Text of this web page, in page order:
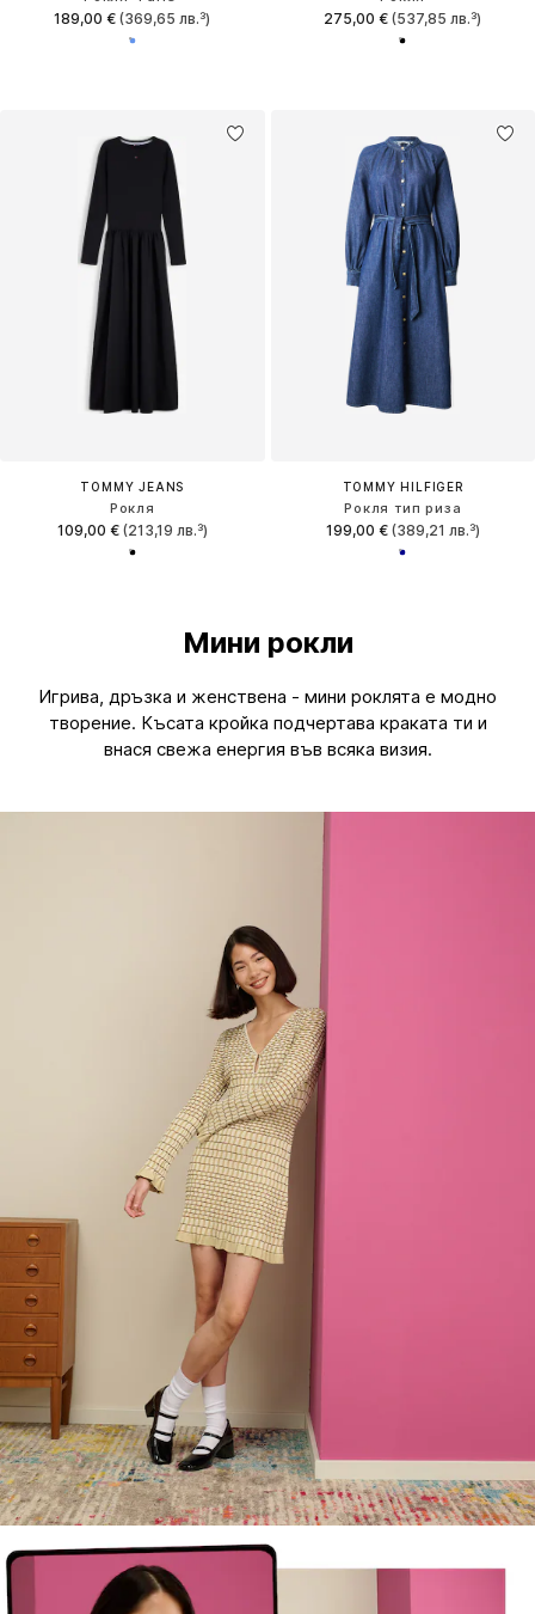
189,00 € (369,65 лв.³) 275,00 € (537,85 лв.³)
TOMMY JEANS
Рокля
109,00 €(213,19 лв.³)
TOMMY HILFIGER
Рокля тип риза
199,00 €(389,21 лв.³)
Мини рокли
Игрива, дръзка и женствена - мини роклята е модно
творение. Късата кройка подчертава краката ти и
внася свежа енергия във всяка визия.